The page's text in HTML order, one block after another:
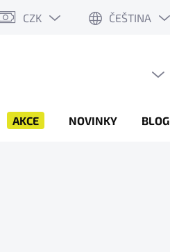
CZK ČEŠTINA
AKCE NOVINKY BLOG